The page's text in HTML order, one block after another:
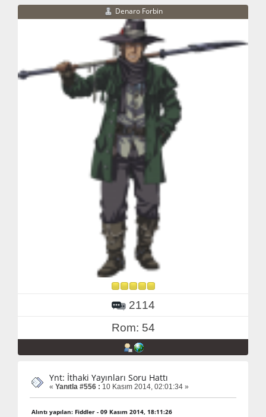
Denaro Forbin
2114
Rom: 54
Ynt: İthaki Yayınları Soru Hattı
« Yanıtla #556 : 10 Kasım 2014, 02:01:34 »
Alıntı yapılan: Fiddler - 09 Kasım 2014, 18:11:26